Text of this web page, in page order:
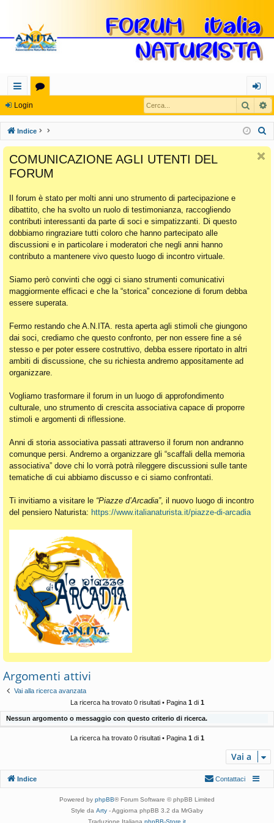
oll
eg
a
m
en
ti
Ra
pi
di
u
m
og
in
Login Cerca
Indice
COMUNICAZIONE AGLI UTENTI DEL
FORUM
Il forum è stato per molti anni uno strumento di partecipazione e
dibattito, che ha svolto un ruolo di testimonianza, raccogliendo
contributi interessanti da parte di soci e simpatizzanti. Di questo
dobbiamo ringraziare tutti coloro che hanno partecipato alle
discussioni e in particolare i moderatori che negli anni hanno
contributo a mantenere vivo questo luogo di incontro virtuale.
Siamo però convinti che oggi ci siano strumenti comunicativi
maggiormente efficaci e che la “storica” concezione di forum debba
essere superata.
Fermo restando che A.N.ITA. resta aperta agli stimoli che giungono
dai soci, crediamo che questo confronto, per non essere fine a sé
stesso e per poter essere costruttivo, debba essere riportato in altri
ambiti di discussione, che su richiesta andremo appositamente ad
organizzare.
Vogliamo trasformare il forum in un luogo di approfondimento
culturale, uno strumento di crescita associativa capace di proporre
stimoli e argomenti di riflessione.
Anni di storia associativa passati attraverso il forum non andranno
comunque persi. Andremo a organizzare gli “scaffali della memoria
associativa” dove chi lo vorrà potrà rileggere discussioni sulle tante
tematiche di cui abbiamo discusso e ci siamo confrontati.
Ti invitiamo a visitare le “Piazze d’Arcadia”, il nuovo luogo di incontro
del pensiero Naturista: https://www.italianaturista.it/piazze-di-arcadia
Argomenti attivi
Vai alla ricerca avanzata
La ricerca ha trovato 0 risultati • Pagina 1di 1
Nessun argomento o messaggio con questo criterio di ricerca.
La ricerca ha trovato 0 risultati • Pagina 1di 1
Vai a
Indice Contattaci
Powered by phpBB® Forum Software © phpBB Limited
Style da Arty - Aggiorna phpBB 3.2 da MrGaby
Traduzione Italiana phpBB-Store.it